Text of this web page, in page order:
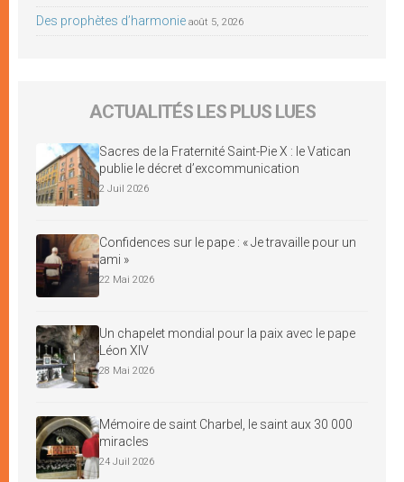
Des prophètes d’harmonie août 5, 2026
ACTUALITÉS LES PLUS LUES
Sacres de la Fraternité Saint-Pie X : le Vatican
publie le décret d’excommunication
2 Juil 2026
Confidences sur le pape : « Je travaille pour un
ami »
22 Mai 2026
Un chapelet mondial pour la paix avec le pape
Léon XIV
28 Mai 2026
Mémoire de saint Charbel, le saint aux 30 000
miracles
24 Juil 2026